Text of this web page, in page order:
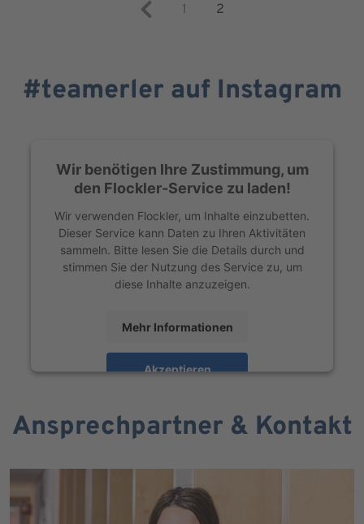
1 2
#teamerler auf Instagram
Wir benötigen Ihre Zustimmung, um
den Flockler-Service zu laden!
Wir verwenden Flockler, um Inhalte einzubetten.
Dieser Service kann Daten zu Ihren Aktivitäten
sammeln. Bitte lesen Sie die Details durch und
stimmen Sie der Nutzung des Service zu, um
diese Inhalte anzuzeigen.
Mehr Informationen
Akzeptieren
Platform
Ansprechpartner & Kontakt